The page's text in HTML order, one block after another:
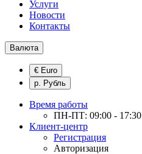
Услуги
Новости
Контакты
Валюта
€ Euro
р. Рубль
Время работы
ПН-ПТ: 09:00 - 17:30
Клиент-центр
Регистрация
Авторизация